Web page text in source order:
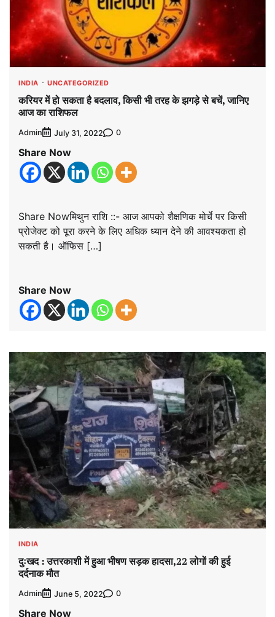
INDIA UNCATEGORIZED
करियर में हो सकता है बदलाव, किसी भी तरह के झगड़े से बचें, जानिए
आज का राशिफल
Admin July 31, 2022 0
Share Now
Share Nowमिथुन राशि ::- आज आपको शैक्षणिक मोर्चे पर किसी
प्रोजेक्ट को पूरा करने के लिए अधिक ध्यान देने की आवश्यकता हो
सकती है। ऑफिस […]
Share Now
INDIA
दुःखद : उत्तरकाशी में हुआ भीषण सड़क हादसा,22 लोगों की हुई
दर्दनाक मौत
Admin June 5, 2022 0
Share Now